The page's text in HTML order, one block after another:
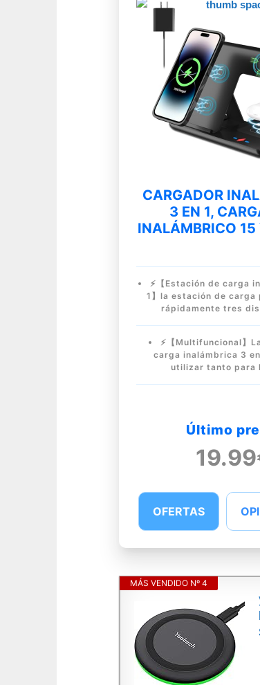
CARGADOR
3 EN 1,
INALÁMBRICO 15
⚡【Estación de carga
1】la estación de carga
rápidamente tres
⚡【Multifuncional】
carga inalámbrica 3
utilizar tanto para
Último
OFERTAS
MÁS VENDIDO Nº 4